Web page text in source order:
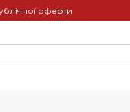
оферти